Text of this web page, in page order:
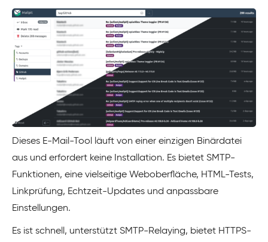
Dieses E-Mail-Tool läuft von einer einzigen Binärdatei
aus und erfordert keine Installation. Es bietet SMTP-
Funktionen, eine vielseitige Weboberfläche, HTML-Tests,
Linkprüfung, Echtzeit-Updates und anpassbare
Einstellungen.
Es ist schnell, unterstützt SMTP-Relaying, bietet HTTPS-